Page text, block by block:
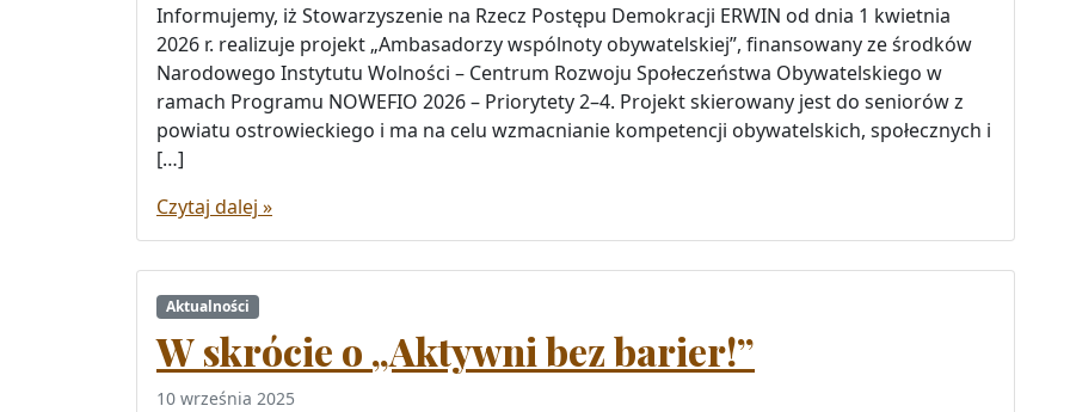
Informujemy, iż Stowarzyszenie na Rzecz Postępu Demokracji ERWIN od dnia 1 kwietnia
2026 r. realizuje projekt „Ambasadorzy wspólnoty obywatelskiej”, finansowany ze środków
Narodowego Instytutu Wolności – Centrum Rozwoju Społeczeństwa Obywatelskiego w
ramach Programu NOWEFIO 2026 – Priorytety 2–4. Projekt skierowany jest do seniorów z
powiatu ostrowieckiego i ma na celu wzmacnianie kompetencji obywatelskich, społecznych i
[…]
Czytaj dalej »
Aktualności
W skrócie o „Aktywni bez barier!”
10 września 2025